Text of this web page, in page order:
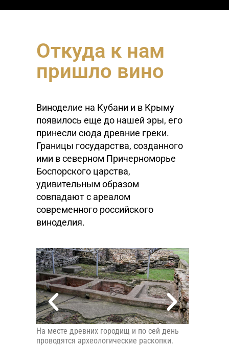
Откуда к нам
пришло вино
Виноделие на Кубани и в Крыму
появилось еще до нашей эры, его
принесли сюда древние греки.
Границы государства, созданного
ими в северном Причерноморье
Боспорского царства,
удивительным образом
совпадают с ареалом
современного российского
виноделия.
На месте древних городищ и по сей день
проводятся археологические раскопки.